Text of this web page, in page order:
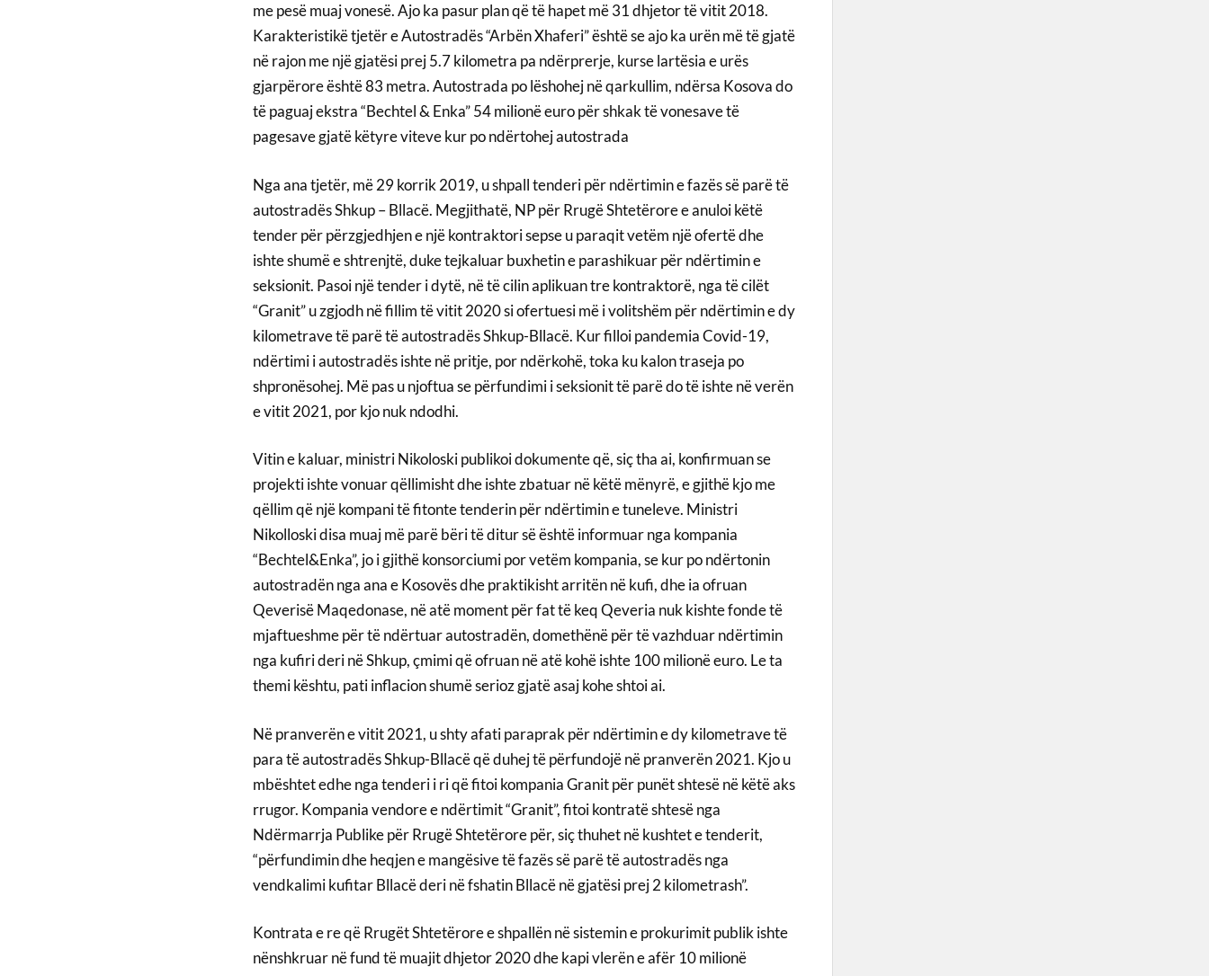
me pesë muaj vonesë. Ajo ka pasur plan që të hapet më 31 dhjetor të vitit 2018.
Karakteristikë tjetër e Autostradës “Arbën Xhaferi” është se ajo ka urën më të gjatë
në rajon me një gjatësi prej 5.7 kilometra pa ndërprerje, kurse lartësia e urës
gjarpërore është 83 metra. Autostrada po lëshohej në qarkullim, ndërsa Kosova do
të paguaj ekstra “Bechtel & Enka” 54 milionë euro për shkak të vonesave të
pagesave gjatë këtyre viteve kur po ndërtohej autostrada
Nga ana tjetër, më 29 korrik 2019, u shpall tenderi për ndërtimin e fazës së parë të
autostradës Shkup – Bllacë. Megjithatë, NP për Rrugë Shtetërore e anuloi këtë
tender për përzgjedhjen e një kontraktori sepse u paraqit vetëm një ofertë dhe
ishte shumë e shtrenjtë, duke tejkaluar buxhetin e parashikuar për ndërtimin e
seksionit. Pasoi një tender i dytë, në të cilin aplikuan tre kontraktorë, nga të cilët
“Granit” u zgjodh në fillim të vitit 2020 si ofertuesi më i volitshëm për ndërtimin e dy
kilometrave të parë të autostradës Shkup-Bllacë. Kur filloi pandemia Covid-19,
ndërtimi i autostradës ishte në pritje, por ndërkohë, toka ku kalon traseja po
shpronësohej. Më pas u njoftua se përfundimi i seksionit të parë do të ishte në verën
e vitit 2021, por kjo nuk ndodhi.
Vitin e kaluar, ministri Nikoloski publikoi dokumente që, siç tha ai, konfirmuan se
projekti ishte vonuar qëllimisht dhe ishte zbatuar në këtë mënyrë, e gjithë kjo me
qëllim që një kompani të fitonte tenderin për ndërtimin e tuneleve. Ministri
Nikolloski disa muaj më parë bëri të ditur së është informuar nga kompania
“Bechtel&Enka”, jo i gjithë konsorciumi por vetëm kompania, se kur po ndërtonin
autostradën nga ana e Kosovës dhe praktikisht arritën në kufi, dhe ia ofruan
Qeverisë Maqedonase, në atë moment për fat të keq Qeveria nuk kishte fonde të
mjaftueshme për të ndërtuar autostradën, domethënë për të vazhduar ndërtimin
nga kufiri deri në Shkup, çmimi që ofruan në atë kohë ishte 100 milionë euro. Le ta
themi kështu, pati inflacion shumë serioz gjatë asaj kohe shtoi ai.
Në pranverën e vitit 2021, u shty afati paraprak për ndërtimin e dy kilometrave të
para të autostradës Shkup-Bllacë që duhej të përfundojë në pranverën 2021. Kjo u
mbështet edhe nga tenderi i ri që fitoi kompania Granit për punët shtesë në këtë aks
rrugor. Kompania vendore e ndërtimit “Granit”, fitoi kontratë shtesë nga
Ndërmarrja Publike për Rrugë Shtetërore për, siç thuhet në kushtet e tenderit,
“përfundimin dhe heqjen e mangësive të fazës së parë të autostradës nga
vendkalimi kufitar Bllacë deri në fshatin Bllacë në gjatësi prej 2 kilometrash”.
Kontrata e re që Rrugët Shtetërore e shpallën në sistemin e prokurimit publik ishte
nënshkruar në fund të muajit dhjetor 2020 dhe kapi vlerën e afër 10 milionë